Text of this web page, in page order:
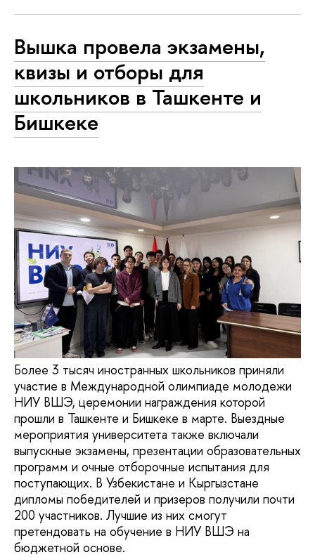
Вышка провела экзамены,
квизы и отборы для
школьников в Ташкенте и
Бишкеке
Более 3 тысяч иностранных школьников приняли
участие в Международной олимпиаде молодежи
НИУ ВШЭ, церемонии награждения которой
прошли в Ташкенте и Бишкеке в марте. Выездные
мероприятия университета также включали
выпускные экзамены, презентации образовательных
программ и очные отборочные испытания для
поступающих. В Узбекистане и Кыргызстане
дипломы победителей и призеров получили почти
200 участников. Лучшие из них смогут
претендовать на обучение в НИУ ВШЭ на
бюджетной основе.